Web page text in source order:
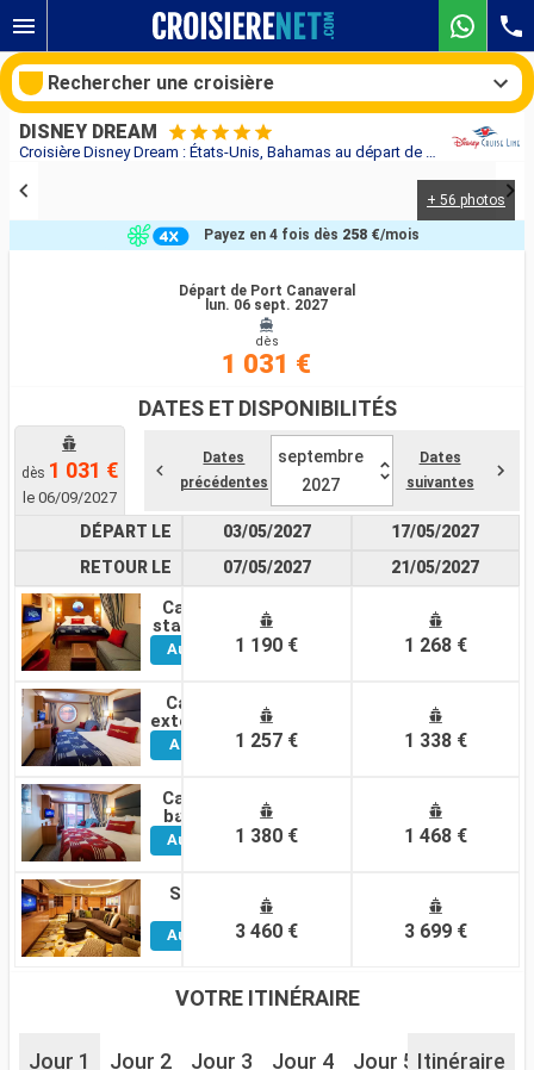
Croisière Disney Dream : États-Unis, Bahamas au départ de Port Canaveral
DISNEY DREAM
+ 56 photos
Départ de Port Canaveral
lun. 06 sept. 2027
dès
1 031 €
Payez en 4 fois dès 258 €/mois
DATES ET DISPONIBILITÉS
dès 1 031 €
le 06/09/2027
Dates
précédentes
septembre
2027
Dates
suivantes
DÉPART LE
RETOUR LE
Cabine
standard
Voir
Autres
Cabine
extérieure
Voir
Autres
Cabine
balcon
Voir
Autres
Suite
Autres
03/05/2027
07/05/2027
1 190 €
1 257 €
1 380 €
3 460 €
17/05/2027
21/05/2027
1 268 €
1 338 €
1 468 €
3 699 €
VOTRE ITINÉRAIRE
Jour 1 Jour 2 Jour 3 Jour 4 Jour 5 Itinéraire
Rechercher une croisière
Rechercher